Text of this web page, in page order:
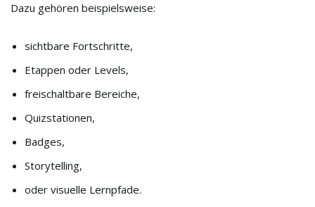
Dazu gehören beispielsweise:
sichtbare Fortschritte,
Etappen oder Levels,
freischaltbare Bereiche,
Quizstationen,
Badges,
Storytelling,
oder visuelle Lernpfade.